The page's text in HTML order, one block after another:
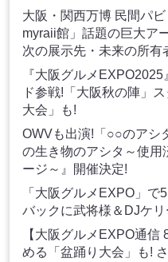
大阪・関西万博 民間パ
myraii館」話題の巨大ア
次の展示先・未来の所有
『大阪グルメ
ド参戦!「大阪秋の陣」
大会」も!
OWVも出演!「○○のアシ
の生き物のアシタ～使用
ージ～』開催決定!
「大阪グルメEXPO」
バックに武将様＆DJケ
【大阪グルメEXPO通信
める「盆踊り大会」も!